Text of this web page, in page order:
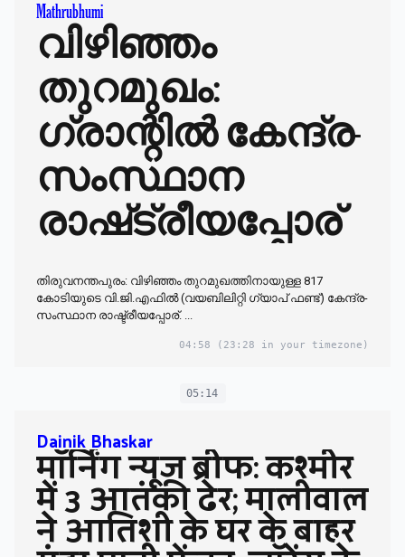
Mathrubhumi
വിഴിഞ്ഞം
തുറമുഖം:
ഗ്രാന്റിൽ കേന്ദ്ര-
സംസ്ഥാന
രാഷ്‌ട്രീയപ്പോര്
തിരുവനന്തപുരം: വിഴിഞ്ഞം തുറമുഖത്തിനായുള്ള 817
കോടിയുടെ വി.ജി.എഫിൽ (വയബിലിറ്റി ഗ്യാപ് ഫണ്ട്) കേന്ദ്ര-
സംസ്ഥാന രാഷ്ട്രീയപ്പോര്. ...
04:58 (23:28 in your timezone)
05:14
Dainik Bhaskar
मॉर्निंग न्यूज ब्रीफ: कश्मीर
में 3 आतंकी ढेर; मालीवाल
ने आतिशी के घर के बाहर